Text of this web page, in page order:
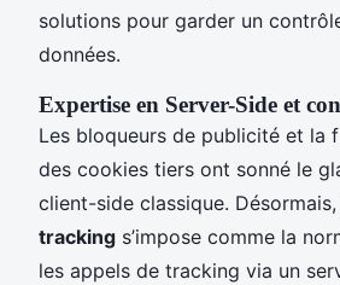
solutions pour garder un
données.
Expertise en Server-Side et
Les bloqueurs de publicité et la
des cookies tiers ont sonné le
client-side classique.
tracking s’impose comme la
les appels de tracking via un